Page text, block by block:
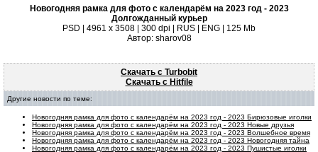
Новогодняя рамка для фото с календарём на 2023 год - 2023
Долгожданный курьер
PSD | 4961 х 3508 | 300 dpi | RUS | ENG | 125 Mb
Автор: sharov08
Скачать с Turbobit
Скачать с Hitfile
Другие новости по теме:
Новогодняя рамка для фото с календарём на 2023 год - 2023 Бирюзовые иголки
Новогодняя рамка для фото с календарём на 2023 год - 2023 Новые друзья
Новогодняя рамка для фото с календарём на 2023 год - 2023 Волшебное время
Новогодняя рамка для фото с календарём на 2023 год - 2023 Новогодняя тайна
Новогодняя рамка для фото с календарём на 2023 год - 2023 Пушистые иголки